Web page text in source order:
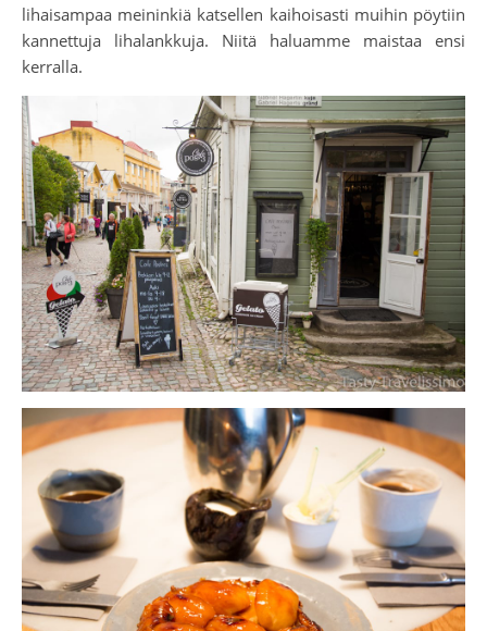
lihaisampaa meininkiä katsellen kaihoisasti muihin pöytiin
kannettuja lihalankkuja. Niitä haluamme maistaa ensi
kerralla.